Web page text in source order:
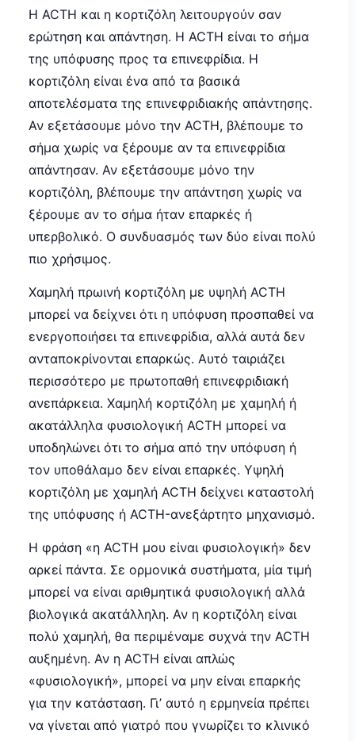
Η ACTH και η κορτιζόλη λειτουργούν σαν
ερώτηση και απάντηση. Η ACTH είναι το σήμα
της υπόφυσης προς τα επινεφρίδια. Η
κορτιζόλη είναι ένα από τα βασικά
αποτελέσματα της επινεφριδιακής απάντησης.
Αν εξετάσουμε μόνο την ACTH, βλέπουμε το
σήμα χωρίς να ξέρουμε αν τα επινεφρίδια
απάντησαν. Αν εξετάσουμε μόνο την
κορτιζόλη, βλέπουμε την απάντηση χωρίς να
ξέρουμε αν το σήμα ήταν επαρκές ή
υπερβολικό. Ο συνδυασμός των δύο είναι πολύ
πιο χρήσιμος.
Χαμηλή πρωινή κορτιζόλη με υψηλή ACTH
μπορεί να δείχνει ότι η υπόφυση προσπαθεί να
ενεργοποιήσει τα επινεφρίδια, αλλά αυτά δεν
ανταποκρίνονται επαρκώς. Αυτό ταιριάζει
περισσότερο με πρωτοπαθή επινεφριδιακή
ανεπάρκεια. Χαμηλή κορτιζόλη με χαμηλή ή
ακατάλληλα φυσιολογική ACTH μπορεί να
υποδηλώνει ότι το σήμα από την υπόφυση ή
τον υποθάλαμο δεν είναι επαρκές. Υψηλή
κορτιζόλη με χαμηλή ACTH δείχνει καταστολή
της υπόφυσης ή ACTH-ανεξάρτητο μηχανισμό.
Η φράση «η ACTH μου είναι φυσιολογική» δεν
αρκεί πάντα. Σε ορμονικά συστήματα, μία τιμή
μπορεί να είναι αριθμητικά φυσιολογική αλλά
βιολογικά ακατάλληλη. Αν η κορτιζόλη είναι
πολύ χαμηλή, θα περιμέναμε συχνά την ACTH
αυξημένη. Αν η ACTH είναι απλώς
«φυσιολογική», μπορεί να μην είναι επαρκής
για την κατάσταση. Γι’ αυτό η ερμηνεία πρέπει
να γίνεται από γιατρό που γνωρίζει το κλινικό